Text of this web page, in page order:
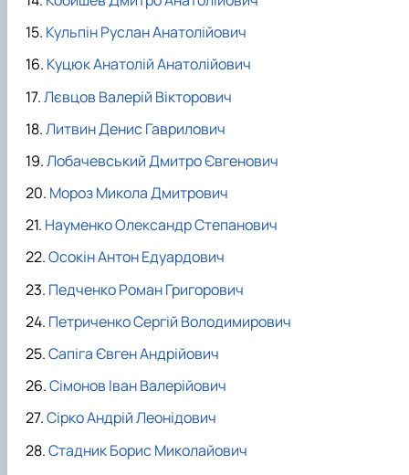
Кульпін Руслан Анатолійович
Куцюк Анатолій Анатолійович
Лєвцов Валерій Вікторович
Литвин Денис Гаврилович
Лобачевський Дмитро Євгенович
Мороз Микола Дмитрович
Науменко Олександр Степанович
Осокін Антон Едуардович
Педченко Роман Григорович
Петриченко Сергій Володимирович
Сапіга Євген Андрійович
Сімонов Іван Валерійович
Сірко Андрій Леонідович
Стадник Борис Миколайович